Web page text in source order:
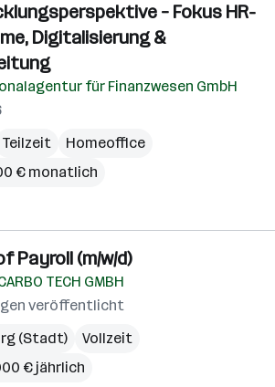
– Fokus HR-
Digitalisierung &
für Finanzwesen GmbH
Teilzeit
Homeoffice
€ monatlich
Payroll (m/w/d)
TECH GMBH
veröffentlicht
(Stadt)
Vollzeit
€ jährlich